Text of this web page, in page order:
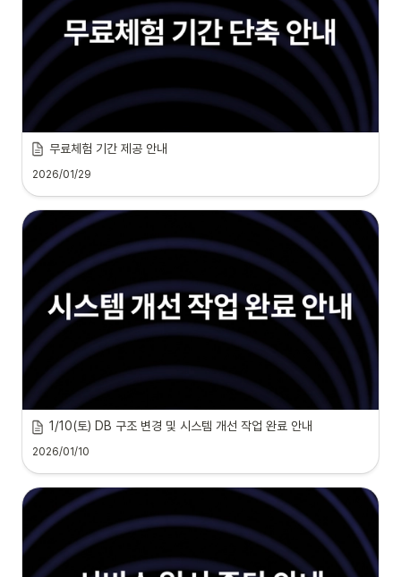
무료체험 기간 제공 안내
2026/01/29
1/10(토) DB 구조 변경 및 시스템 개선 작업 완료 안내
2026/01/10